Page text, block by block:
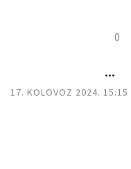
0
17. KOLOVOZ 2024. 15:15